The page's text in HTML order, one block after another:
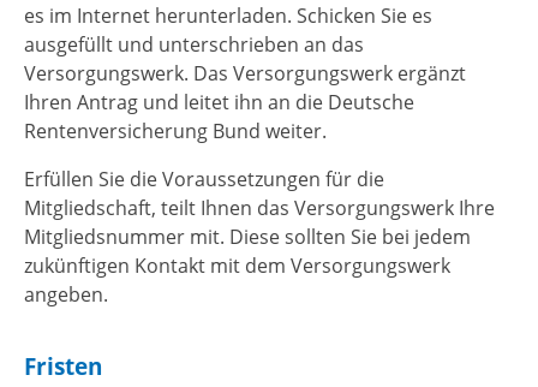
es im Internet herunterladen. Schicken Sie es
ausgefüllt und unterschrieben an das
Versorgungswerk. Das Versorgungswerk ergänzt
Ihren Antrag und leitet ihn an die Deutsche
Rentenversicherung Bund weiter.
Erfüllen Sie die Voraussetzungen für die
Mitgliedschaft, teilt Ihnen das Versorgungswerk Ihre
Mitgliedsnummer mit. Diese sollten Sie bei jedem
zukünftigen Kontakt mit dem Versorgungswerk
angeben.
Fristen